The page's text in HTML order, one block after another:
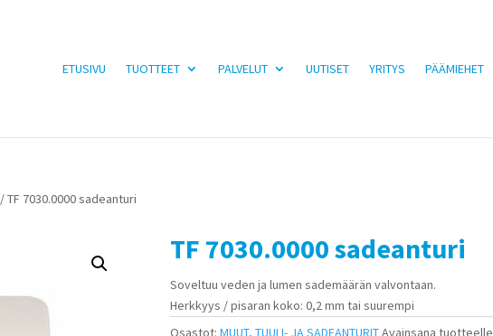
ETUSIVU TUOTTEET PALVELUT UUTISET YRITYS PÄÄMIEHET
/ TF 7030.0000 sadeanturi
TF 7030.0000 sadeanturi
Soveltuu veden ja lumen sademäärän valvontaan.
Herkkyys / pisaran koko: 0,2 mm tai suurempi
Osastot:MUUT,TUULI- JA SADEANTURITAvainsana tuotteelle